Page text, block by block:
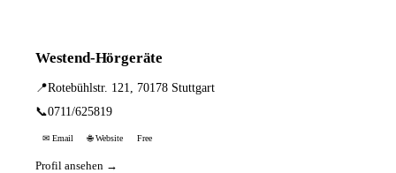
Westend-Hörgeräte
📍Rotebühlstr. 121, 70178 Stuttgart
📞0711/625819
✉ Email 🌐 Website Free
Profil ansehen →